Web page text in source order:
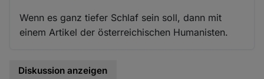
Wenn es ganz tiefer Schlaf sein soll, dann mit
einem Artikel der österreichischen Humanisten.
Diskussion anzeigen